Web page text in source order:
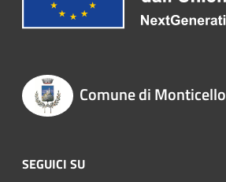
Comune di
SEGUICI SU